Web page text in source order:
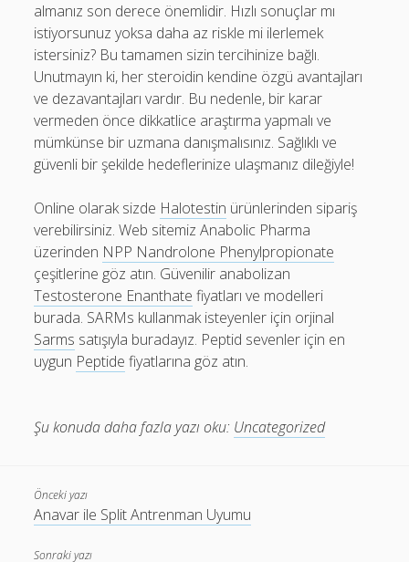
almanız son derece önemlidir. Hızlı sonuçlar mı
istiyorsunuz yoksa daha az riskle mi ilerlemek
istersiniz? Bu tamamen sizin tercihinize bağlı.
Unutmayın ki, her steroidin kendine özgü avantajları
ve dezavantajları vardır. Bu nedenle, bir karar
vermeden önce dikkatlice araştırma yapmalı ve
mümkünse bir uzmana danışmalısınız. Sağlıklı ve
güvenli bir şekilde hedeflerinize ulaşmanız dileğiyle!
Online olarak sizde Halotestin ürünlerinden sipariş
verebilirsiniz. Web sitemiz Anabolic Pharma
üzerinden NPP Nandrolone Phenylpropionate
çeşitlerine göz atın. Güvenilir anabolizan
Testosterone Enanthate fiyatları ve modelleri
burada. SARMs kullanmak isteyenler için orjinal
Sarms satışıyla buradayız. Peptid sevenler için en
uygun Peptide fiyatlarına göz atın.
Şu konuda daha fazla yazı oku: Uncategorized
Önceki yazı
Anavar ile Split Antrenman Uyumu
Sonraki yazı